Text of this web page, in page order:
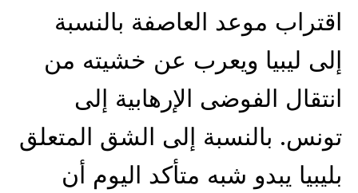
اقتراب موعد العاصفة بالنسبة
إلى ليبيا ويعرب عن خشيته من
انتقال الفوضى الإرهابية إلى
تونس. بالنسبة إلى الشق المتعلق
بليبيا يبدو شبه متأكد اليوم أن